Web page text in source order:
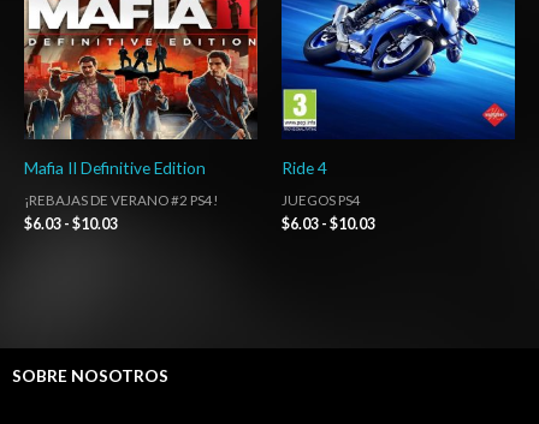
Mafia II Definitive Edition
¡REBAJAS DE VERANO #2 PS4!
$6.03 - $10.03
Ride 4
JUEGOS PS4
$6.03 - $10.03
SOBRE NOSOTROS